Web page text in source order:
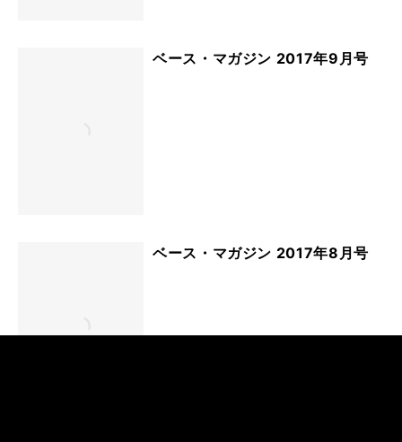
ベース・マガジン 2017年9月号
ベース・マガジン 2017年8月号